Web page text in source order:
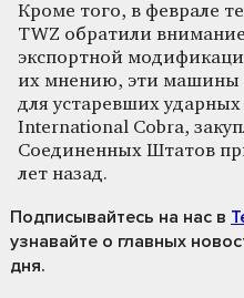
Кроме того, в феврале
TWZ обратили
экспортной
их мнению, эти машины
для устаревших
International Cobra,
Соединенных Штатов
лет назад.
Подписывайтесь на нас в
узнавайте о главных
дня.